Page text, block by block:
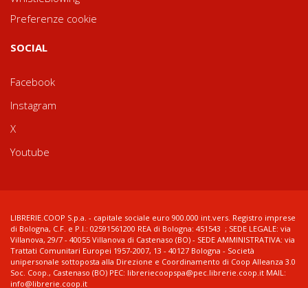
Preferenze cookie
SOCIAL
Facebook
Instagram
X
Youtube
LIBRERIE.COOP S.p.a. - capitale sociale euro 900.000 int.vers. Registro imprese
di Bologna, C.F. e P.I.: 02591561200 REA di Bologna: 451543 ; SEDE LEGALE: via
Villanova, 29/7 - 40055 Villanova di Castenaso (BO) - SEDE AMMINISTRATIVA: via
Trattati Comunitari Europei 1957-2007, 13 - 40127 Bologna - Società
unipersonale sottoposta alla Direzione e Coordinamento di Coop Alleanza 3.0
Soc. Coop., Castenaso (BO) PEC: libreriecoopspa@pec.librerie.coop.it MAIL:
info@librerie.coop.it